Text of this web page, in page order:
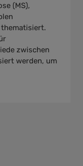
(MS),
thematisiert.
zwischen
werden, um